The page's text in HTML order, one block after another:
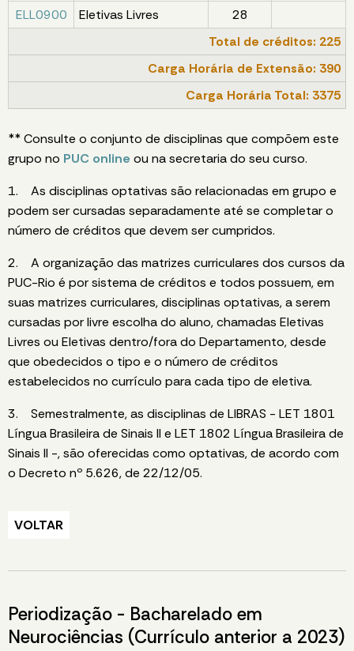
ELL0900 Eletivas Livres
28
Total de créditos: 225
Carga Horária de Extensão: 390
Carga Horária Total: 3375
** Consulte o conjunto de disciplinas que compõem este
grupo no PUC online ou na secretaria do seu curso.
1. As disciplinas optativas são relacionadas em grupo e
podem ser cursadas separadamente até se completar o
número de créditos que devem ser cumpridos.
2. A organização das matrizes curriculares dos cursos da
PUC-Rio é por sistema de créditos e todos possuem, em
suas matrizes curriculares, disciplinas optativas, a serem
cursadas por livre escolha do aluno, chamadas Eletivas
Livres ou Eletivas dentro/fora do Departamento, desde
que obedecidos o tipo e o número de créditos
estabelecidos no currículo para cada tipo de eletiva.
3. Semestralmente, as disciplinas de LIBRAS - LET 1801
Língua Brasileira de Sinais II e LET 1802 Língua Brasileira de
Sinais II -, são oferecidas como optativas, de acordo com
o Decreto nº 5.626, de 22/12/05.
VOLTAR
Periodização - Bacharelado em
Neurociências (Currículo anterior a 2023)